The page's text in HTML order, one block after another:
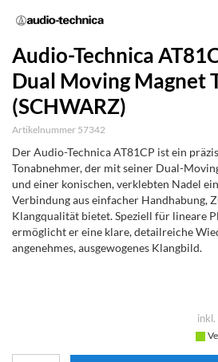
Audio-Technica
Dual Moving Magnet
(SCHWARZ)
Artikelnummer 57342
Der Audio-Technica AT81CP ist ein
Tonabnehmer, der mit seiner Dual-
und einer konischen, verklebten Nadel
Verbindung aus einfacher Handhabung,
Klangqualität bietet. Speziell für lineare
ermöglicht er eine klare, detailreiche
angenehmes, ausgewogenes Klangbild.